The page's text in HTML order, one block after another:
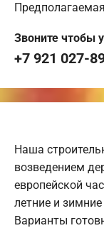
Звоните чтобы
+7 921 027-
Наша
возведением
европейской
летние и
Варианты